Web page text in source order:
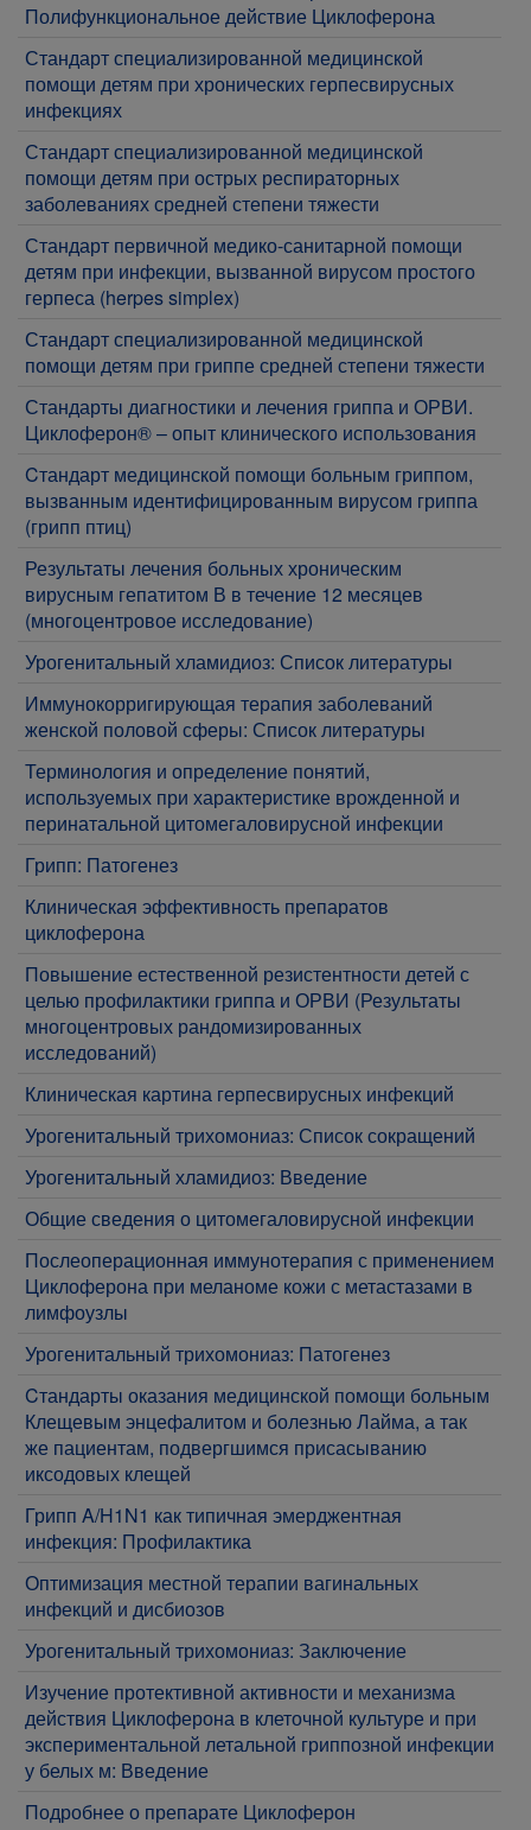
Полифункциональное действие Циклоферона
Стандарт специализированной медицинской
помощи детям при хронических герпесвирусных
инфекциях
Стандарт специализированной медицинской
помощи детям при острых респираторных
заболеваниях средней степени тяжести
Стандарт первичной медико-санитарной помощи
детям при инфекции, вызванной вирусом простого
герпеса (herpes simplex)
Стандарт специализированной медицинской
помощи детям при гриппе средней степени тяжести
Стандарты диагностики и лечения гриппа и ОРВИ.
Циклоферон® – опыт клинического использования
Cтандарт медицинской помощи больным гриппом,
вызванным идентифицированным вирусом гриппа
(грипп птиц)
Результаты лечения больных хроническим
вирусным гепатитом В в течение 12 месяцев
(многоцентровое исследование)
Урогенитальный хламидиоз: Список литературы
Иммунокорригирующая терапия заболеваний
женской половой сферы: Список литературы
Терминология и определение понятий,
используемых при характеристике врожденной и
перинатальной цитомегаловирусной инфекции
Грипп: Патогенез
Клиническая эффективность препаратов
циклоферона
Повышение естественной резистентности детей с
целью профилактики гриппа и ОРВИ (Результаты
многоцентровых рандомизированных
исследований)
Клиническая картина герпесвирусных инфекций
Урогенитальный трихомониаз: Список сокращений
Урогенитальный хламидиоз: Введение
Общие сведения о цитомегаловирусной инфекции
Послеоперационная иммунотерапия с применением
Циклоферона при меланоме кожи с метастазами в
лимфоузлы
Урогенитальный трихомониаз: Патогенез
Cтандарты оказания медицинской помощи больным
Клещевым энцефалитом и болезнью Лайма, а так
же пациентам, подвергшимся присасыванию
иксодовых клещей
Грипп A/H1N1 как типичная эмерджентная
инфекция: Профилактика
Оптимизация местной терапии вагинальных
инфекций и дисбиозов
Урогенитальный трихомониаз: Заключение
Изучение протективной активности и механизма
действия Циклоферона в клеточной культуре и при
экспериментальной летальной гриппозной инфекции
у белых м: Введение
Подробнее о препарате Циклоферон